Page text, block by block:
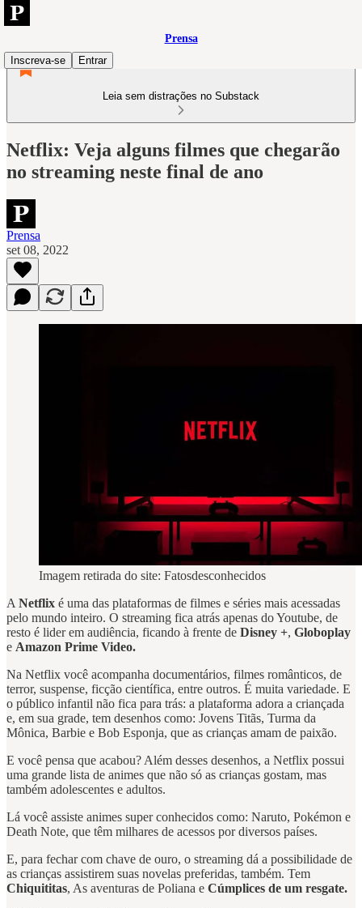
Prensa
Inscreva-se
Entrar
Leia sem distrações no Substack
Netflix: Veja alguns filmes que chegarão
no streaming neste final de ano
Prensa
set 08, 2022
Imagem retirada do site: Fatosdesconhecidos
A Netflix é uma das plataformas de filmes e séries mais acessadas
pelo mundo inteiro. O streaming fica atrás apenas do Youtube, de
resto é lider em audiência, ficando à frente de Disney +, Globoplay
e Amazon Prime Video.
Na Netflix você acompanha documentários, filmes românticos, de
terror, suspense, ficção científica, entre outros. É muita variedade. E
o público infantil não fica para trás: a plataforma adora a criançada
e, em sua grade, tem desenhos como: Jovens Titãs, Turma da
Mônica, Barbie e Bob Esponja, que as crianças amam de paixão.
E você pensa que acabou? Além desses desenhos, a Netflix possui
uma grande lista de animes que não só as crianças gostam, mas
também adolescentes e adultos.
Lá você assiste animes super conhecidos como: Naruto, Pokémon e
Death Note, que têm milhares de acessos por diversos países.
E, para fechar com chave de ouro, o streaming dá a possibilidade de
as crianças assistirem suas novelas preferidas, também. Tem
Chiquititas, As aventuras de Poliana e Cúmplices de um resgate.